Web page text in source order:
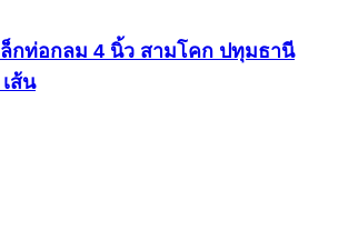
ล็กท่อกลม 4 นิ้ว สามโคก ปทุมธานี
ส้น